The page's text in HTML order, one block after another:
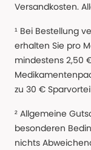
Versandkosten.
¹ Bei Bestellung
erhalten Sie pro
mindestens 2,50
zu 30 €
² Allgemeine
besonderen
nichts